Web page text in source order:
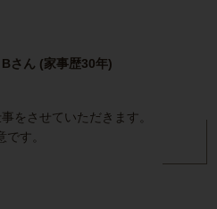
さん (家事歴30年)
をさせていただきます。
す。